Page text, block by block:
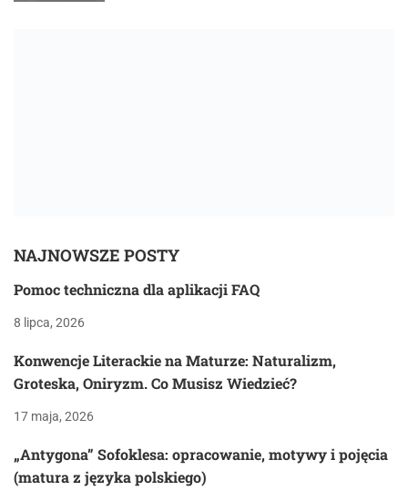
NAJNOWSZE POSTY
Pomoc techniczna dla aplikacji FAQ
8 lipca, 2026
Konwencje Literackie na Maturze: Naturalizm,
Groteska, Oniryzm. Co Musisz Wiedzieć?
17 maja, 2026
„Antygona” Sofoklesa: opracowanie, motywy i pojęcia
(matura z języka polskiego)